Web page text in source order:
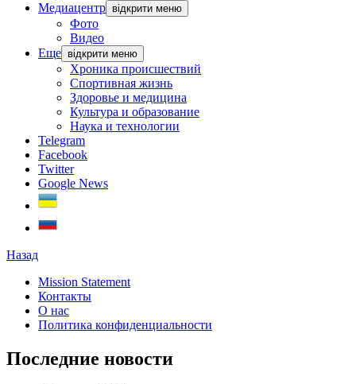
Медиацентр відкрити меню
Фото
Видео
Еще відкрити меню
Хроника происшествий
Спортивная жизнь
Здоровье и медицина
Культура и образование
Наука и технологии
Telegram
Facebook
Twitter
Google News
Назад
Mission Statement
Контакты
О нас
Политика конфиденциальности
Последние новости